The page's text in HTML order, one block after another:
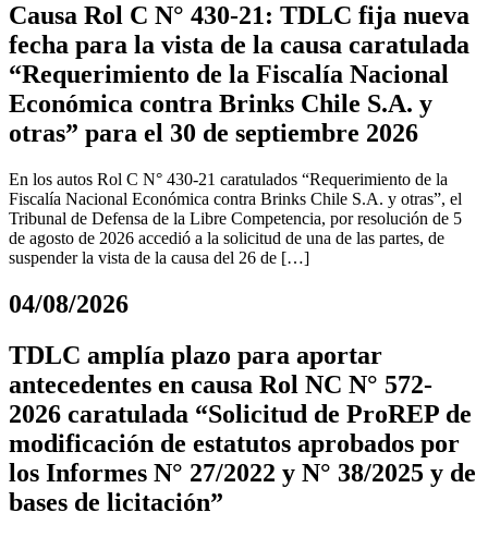
Causa Rol C N° 430-21: TDLC fija nueva
fecha para la vista de la causa caratulada
“Requerimiento de la Fiscalía Nacional
Económica contra Brinks Chile S.A. y
otras” para el 30 de septiembre 2026
En los autos Rol C N° 430-21 caratulados “Requerimiento de la
Fiscalía Nacional Económica contra Brinks Chile S.A. y otras”, el
Tribunal de Defensa de la Libre Competencia, por resolución de 5
de agosto de 2026 accedió a la solicitud de una de las partes, de
suspender la vista de la causa del 26 de […]
04/08/2026
TDLC amplía plazo para aportar
antecedentes en causa Rol NC N° 572-
2026 caratulada “Solicitud de ProREP de
modificación de estatutos aprobados por
los Informes N° 27/2022 y N° 38/2025 y de
bases de licitación”